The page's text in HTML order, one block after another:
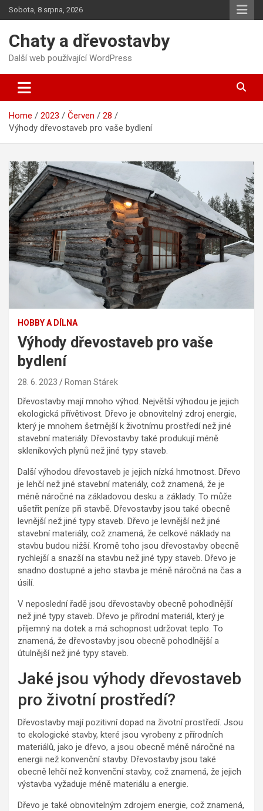
Skip
to
Sobota, 8 srpna, 2026
Chaty a dřevostavby
Další web používající WordPress
Home 2023 Červen
28
Výhody dřevostaveb pro vaše bydlení
HOBBY A DÍLNA
Výhody dřevostaveb pro vaše
bydlení
28. 6. 2023 Roman Stárek
Dřevostavby mají mnoho výhod. Největší výhodou je jejich
ekologická přívětivost. Dřevo je obnovitelný zdroj energie,
který je mnohem šetrnější k životnímu prostředí než jiné
stavební materiály. Dřevostavby také produkují méně
skleníkových plynů než jiné typy staveb.
Další výhodou dřevostaveb je jejich nízká hmotnost. Dřevo
je lehčí než jiné stavební materiály, což znamená, že je
méně náročné na základovou desku a základy. To může
ušetřit peníze při stavbě. Dřevostavby jsou také obecně
levnější než jiné typy staveb. Dřevo je levnější než jiné
stavební materiály, což znamená, že celkové náklady na
stavbu budou nižší. Kromě toho jsou dřevostavby obecně
rychlejší a snazší na stavbu než jiné typy staveb. Dřevo je
snadno dostupné a jeho stavba je méně náročná na čas a
úsilí.
V neposlední řadě jsou dřevostavby obecně pohodlnější
než jiné typy staveb. Dřevo je přírodní materiál, který je
příjemný na dotek a má schopnost udržovat teplo. To
znamená, že dřevostavby jsou obecně pohodlnější a
útulnější než jiné typy staveb.
Jaké jsou výhody dřevostaveb
pro životní prostředí?
Dřevostavby mají pozitivní dopad na životní prostředí. Jsou
to ekologické stavby, které jsou vyrobeny z přírodních
materiálů, jako je dřevo, a jsou obecně méně náročné na
energii než konvenční stavby. Dřevostavby jsou také
obecně lehčí než konvenční stavby, což znamená, že jejich
výstavba vyžaduje méně materiálu a energie.
Dřevo je také obnovitelným zdrojem energie, což znamená,